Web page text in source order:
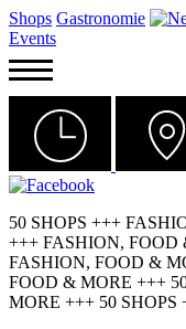
Shops Gastronomie
Events
50 SHOPS +++
+++ FASHION, FOOD
FASHION, FOOD &
FOOD & MORE +++
MORE +++ 50